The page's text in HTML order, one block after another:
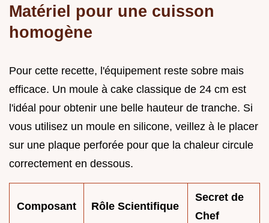
Matériel pour une cuisson
homogène
Pour cette recette, l'équipement reste sobre mais
efficace. Un moule à cake classique de 24 cm est
l'idéal pour obtenir une belle hauteur de tranche. Si
vous utilisez un moule en silicone, veillez à le placer
sur une plaque perforée pour que la chaleur circule
correctement en dessous.
Composant Rôle Scientifique
Secret de
Chef